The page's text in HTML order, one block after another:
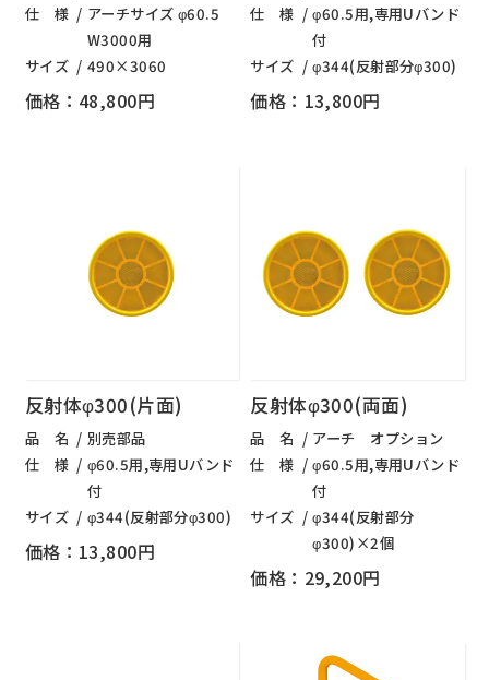
仕 様
アーチサイズ φ60.5
W3000用
サイズ
490×3060
価格：48,800円
仕 様
φ60.5用,専用Uバンド
付
サイズ
φ344(反射部分φ300)
価格：13,800円
反射体φ300(片面)
品 名
別売部品
仕 様
φ60.5用,専用Uバンド
付
サイズ
φ344(反射部分φ300)
価格：13,800円
反射体φ300(両面)
品 名
アーチ オプション
仕 様
φ60.5用,専用Uバンド
付
サイズ
φ344(反射部分
φ300)×2個
価格：29,200円